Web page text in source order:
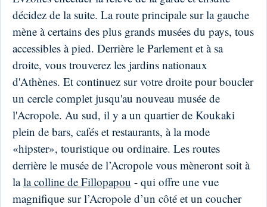
décidez de la suite. La route principale sur la gauche
mène à certains des plus grands musées du pays, tous
accessibles à pied. Derrière le Parlement et à sa
droite, vous trouverez les jardins nationaux
d'Athènes. Et continuez sur votre droite pour boucler
un cercle complet jusqu'au nouveau musée de
l'Acropole. Au sud, il y a un quartier de Koukaki
plein de bars, cafés et restaurants, à la mode
«hipster», touristique ou ordinaire. Les routes
derrière le musée de l’Acropole vous mèneront soit à
lala colline de Fillopapou - qui offre une vue
magnifique sur l’Acropole d’un côté et un coucher